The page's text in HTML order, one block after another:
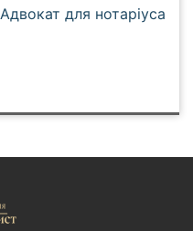
Адвокат для нотаріуса